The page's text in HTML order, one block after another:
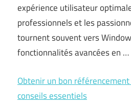
expérience utilisateur
professionnels et les
tournent souvent vers
fonctionnalités avancées en …
Obtenir un bon
conseils essentiels